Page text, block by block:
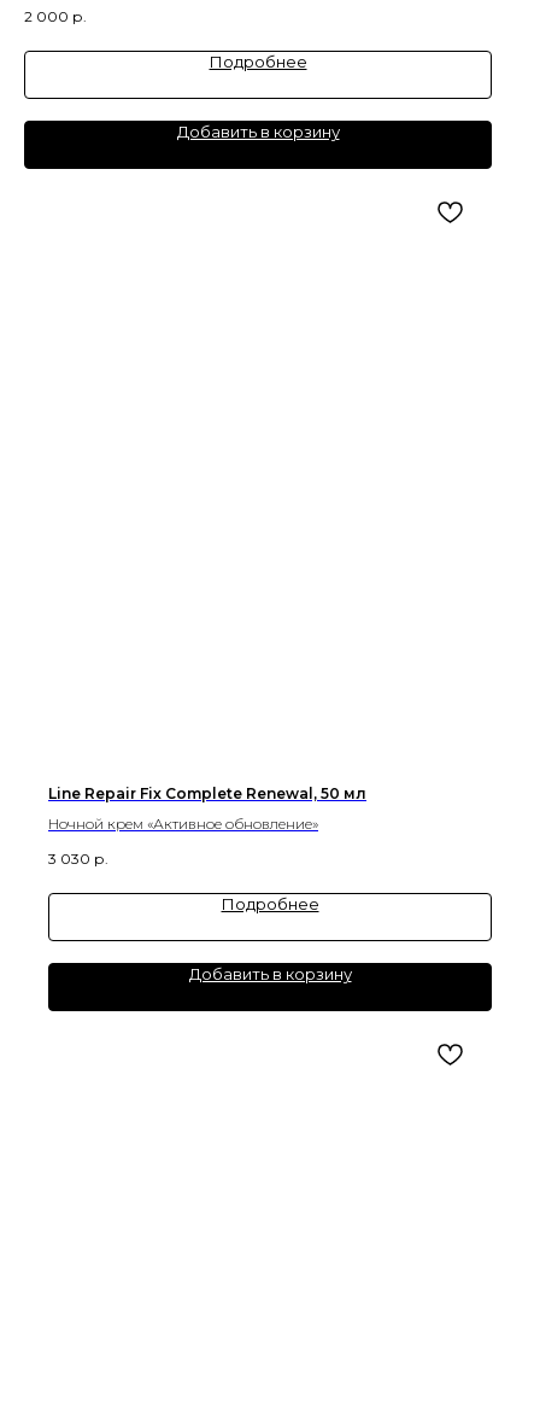
2 000 р.
Подробнее
Добавить в корзину
Line Repair Fix Complete Renewal, 50 мл
Ночной крем «Активное обновление»
3 030 р.
Подробнее
Добавить в корзину